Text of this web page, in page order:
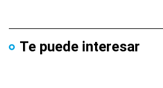
Te puede interesar